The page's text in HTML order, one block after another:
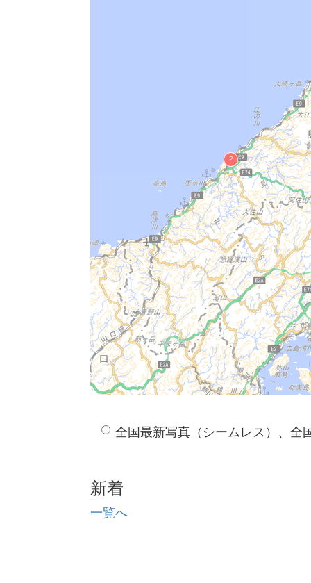
全国最新写真（シームレス）、全
新着
一覧へ